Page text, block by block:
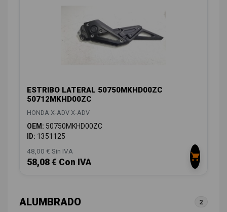
ESTRIBO LATERAL 50750MKHD00ZC
50712MKHD00ZC
HONDA X-ADV X-ADV
OEM: 50750MKHD00ZC
ID: 1351125
48,00 € Sin IVA
58,08 € Con IVA
ALUMBRADO 2